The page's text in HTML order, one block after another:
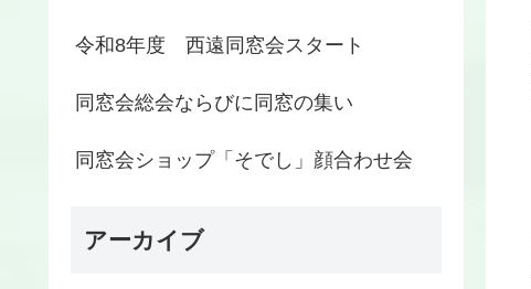
令和8年度 西遠同窓会スタート
同窓会総会ならびに同窓の集い
同窓会ショップ「そでし」顔合わせ会
アーカイブ